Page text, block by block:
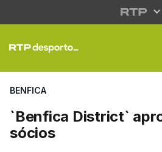
`Benfica
BENFICA
`Benfica District`
sócios